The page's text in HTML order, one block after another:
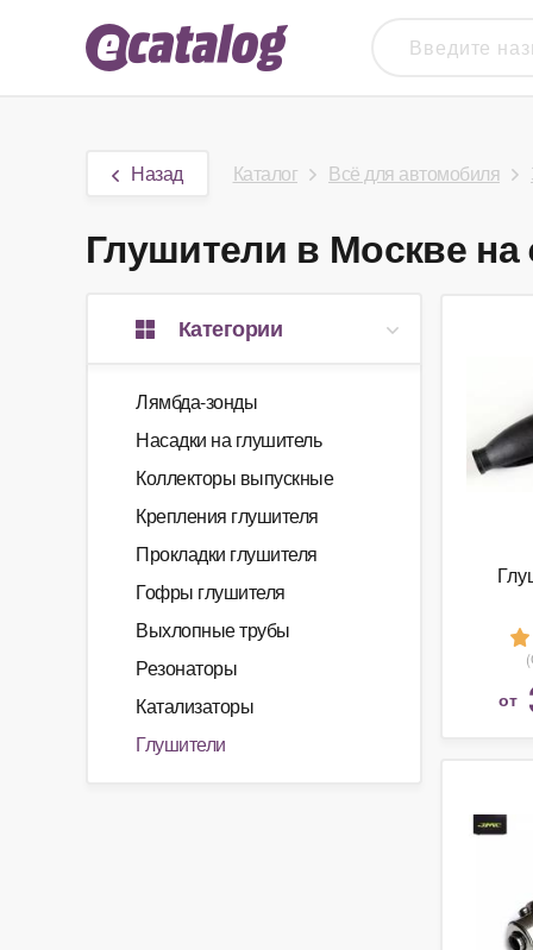
Назад Каталог Всё для автомобиля
Глушители в Москве на
Категории
Лямбда-зонды
Насадки на глушитель
Коллекторы выпускные
Крепления глушителя
Прокладки глушителя
Гофры глушителя
Выхлопные трубы
Резонаторы
Катализаторы
Глушители
от